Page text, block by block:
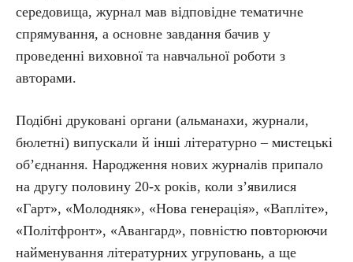
середовища, журнал мав відповідне тематичне
спрямування, а основне завдання бачив у
проведенні виховної та навчальної роботи з
авторами.
Подібні друковані органи (альманахи, журнали,
бюлетні) випускали й інші літературно – мистецькі
об’єднання. Народження нових журналів припало
на другу половину 20-х років, коли з’явилися
«Гарт», «Молодняк», «Нова генерація», «Вапліте»,
«По­літ­фронт», «Авангард», повністю повторюючи
найменування літературних угруповань, а ще